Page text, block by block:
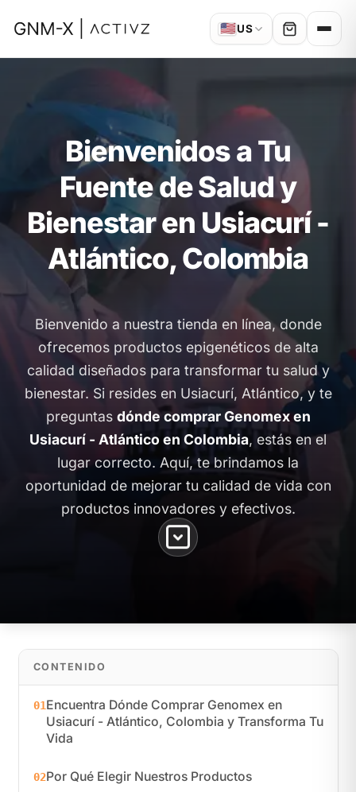
🇺🇸US
Bienvenidos a Tu
Fuente de Salud y
Bienestar en Usiacurí -
Atlántico, Colombia
Bienvenido a nuestra tienda en línea, donde
ofrecemos productos epigenéticos de alta
calidad diseñados para transformar tu salud y
bienestar. Si resides en Usiacurí, Atlántico, y te
preguntas dónde comprar Genomex en
Usiacurí - Atlántico en Colombia, estás en el
lugar correcto. Aquí, te brindamos la
oportunidad de mejorar tu calidad de vida con
productos innovadores y efectivos.
CONTENIDO
01Encuentra Dónde Comprar Genomex en
Usiacurí - Atlántico, Colombia y Transforma Tu
Vida
02Por Qué Elegir Nuestros Productos